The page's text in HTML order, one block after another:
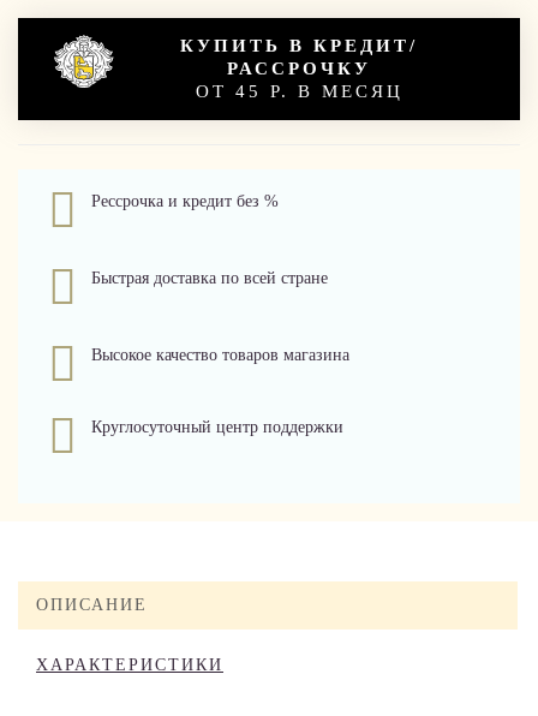
КУПИТЬ В КРЕДИТ/
РАССРОЧКУ
ОТ 45 Р. В МЕСЯЦ
Рессрочка и кредит без %
Быстрая доставка по всей стране
Высокое качество товаров магазина
Круглосуточный центр поддержки
ОПИСАНИЕ
ХАРАКТЕРИСТИКИ